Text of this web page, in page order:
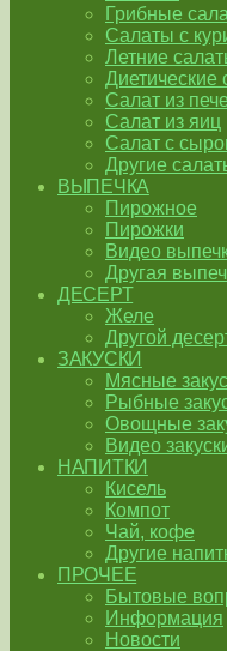
Грибные
Салаты с
Летние
Диетические
Салат из
Салат из яиц
Салат с
Другие
ВЫПЕЧКА
Пирожное
Пирожки
Видео
Другая
ДЕСЕРТ
Желе
Другой
ЗАКУСКИ
Мясные
Рыбные
Овощные
Видео
НАПИТКИ
Кисель
Компот
Чай, кофе
Другие
ПРОЧЕЕ
Бытовые
Информация
Новости